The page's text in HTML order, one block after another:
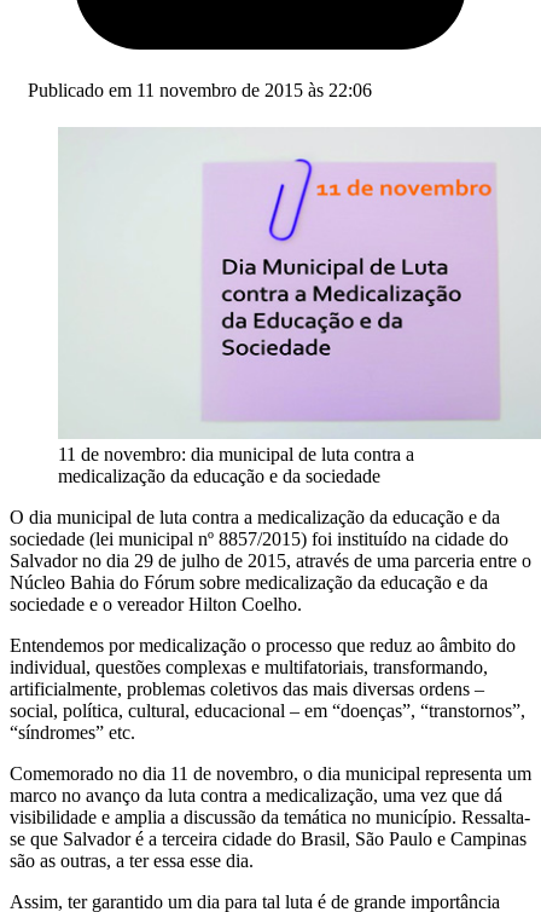
Publicado em 11 novembro de 2015 às 22:06
11 de novembro: dia municipal de luta contra a
medicalização da educação e da sociedade
O dia municipal de luta contra a medicalização da educação e da
sociedade (lei municipal nº 8857/2015) foi instituído na cidade do
Salvador no dia 29 de julho de 2015, através de uma parceria entre o
Núcleo Bahia do Fórum sobre medicalização da educação e da
sociedade e o vereador Hilton Coelho.
Entendemos por medicalização o processo que reduz ao âmbito do
individual, questões complexas e multifatoriais, transformando,
artificialmente, problemas coletivos das mais diversas ordens –
social, política, cultural, educacional – em “doenças”, “transtornos”,
“síndromes” etc.
Comemorado no dia 11 de novembro, o dia municipal representa um
marco no avanço da luta contra a medicalização, uma vez que dá
visibilidade e amplia a discussão da temática no município. Ressalta-
se que Salvador é a terceira cidade do Brasil, São Paulo e Campinas
são as outras, a ter essa esse dia.
Assim, ter garantido um dia para tal luta é de grande importância